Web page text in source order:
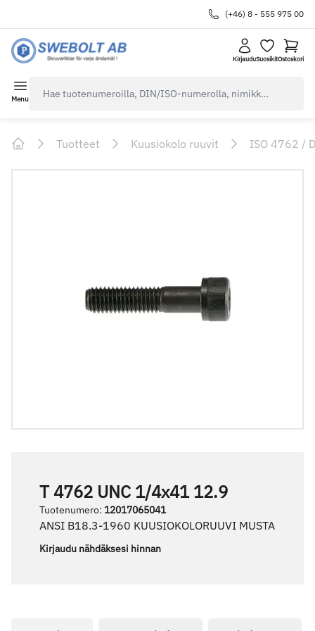
(+46) 8 - 555 975 00
KirjauduSuosikitOstoskori
Menu
Tuotteet Kuusiokolo ruuvit ISO 4762 /
T 4762 UNC 1/4x41 12.9
Tuotenumero: 12017065041
ANSI B18.3-1960 KUUSIOKOLORUUVI MUSTA
Kirjaudu nähdäksesi hinnan